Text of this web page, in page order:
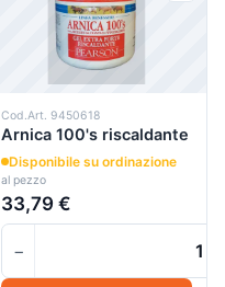
Cod.Art. 9450618
Arnica 100's riscaldante
Disponibile su ordinazione
al pezzo
33,79 €
−